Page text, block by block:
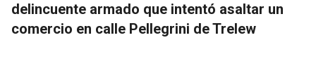
delincuente armado que intentó asaltar un
comercio en calle Pellegrini de Trelew